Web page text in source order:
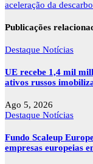
aceleração da
Publicações
Destaque Notícias
UE recebe 1,4 mil
ativos russos
Ago 5, 2026
Destaque Notícias
Fundo Scaleup
empresas europeias